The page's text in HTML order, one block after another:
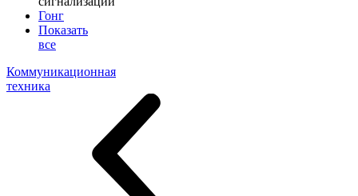
Гонг
Показать
все
Коммуникационная
техника